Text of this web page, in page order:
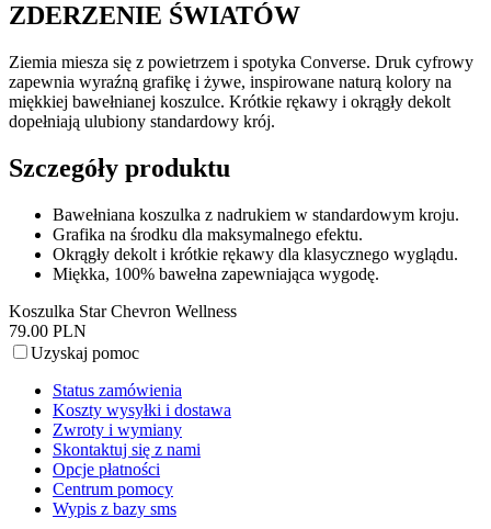
ZDERZENIE ŚWIATÓW
Ziemia miesza się z powietrzem i spotyka Converse. Druk cyfrowy
zapewnia wyraźną grafikę i żywe, inspirowane naturą kolory na
miękkiej bawełnianej koszulce. Krótkie rękawy i okrągły dekolt
dopełniają ulubiony standardowy krój.
Szczegóły produktu
Bawełniana koszulka z nadrukiem w standardowym kroju.
Grafika na środku dla maksymalnego efektu.
Okrągły dekolt i krótkie rękawy dla klasycznego wyglądu.
Miękka, 100% bawełna zapewniająca wygodę.
Koszulka Star Chevron Wellness
79.00 PLN
Uzyskaj pomoc
Status zamówienia
Koszty wysyłki i dostawa
Zwroty i wymiany
Skontaktuj się z nami
Opcje płatności
Centrum pomocy
Wypis z bazy sms